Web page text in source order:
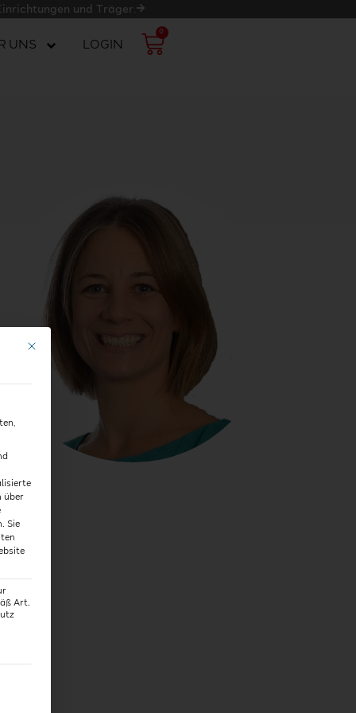
und Träger.
UNS LOGIN
0
WARENKORB
Mit diesem Button wird der Dialog geschlossen. Seine Funktionalität ist
über
Sie
Art.
werden kann. Die erste Service-Gruppe ist